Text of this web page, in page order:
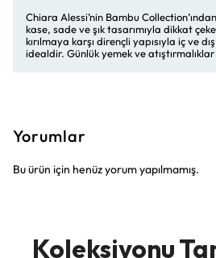
Chiara Alessi’nin Bambu
kase, sade ve şık tasarımıyla dikkat
kırılmaya karşı dirençli yapısıyla iç ve
idealdir. Günlük yemek ve
Yorumlar
Bu ürün için henüz yorum yapılmamış.
Koleksiyonu